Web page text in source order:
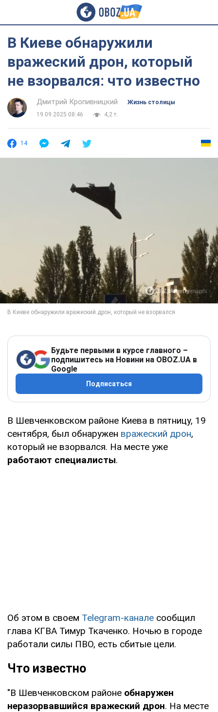
В Киеве обнаружили
вражеский дрон, который
не взорвался: что известно
Дмитрий Кропивницкий
Жизнь столицы
19.09.2025 08:46
4,2 т.
14
Будьте первыми в курсе главного –
подпишитесь на Новини на OBOZ.UA в
Google
Подписаться
В Шевченковском районе Киева в пятницу, 19
сентября, был обнаружен вражеский дрон,
который не взорвался. На месте уже
работают специалисты.
Об этом в своем Telegram-канале сообщил
глава КГВА Тимур Ткаченко. Ночью в городе
работали силы ПВО, есть сбитые цели.
Что известно
"В Шевченковском районе обнаружен
неразорвавшийся вражеский дрон. На месте